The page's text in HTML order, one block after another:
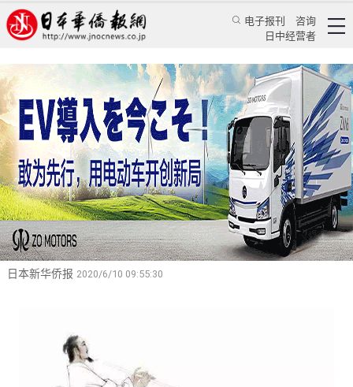
电子报刊
咨询
日中经营者
蒋谈廿四史（35）：鲁仲连“三不朽”被李白视为
知音
——读《史记》卷八十三《鲁仲连邹阳列传》随笔
蒋丰 特辑 蒋谈历史
日本新华侨报 2020/6/10 09:55:30